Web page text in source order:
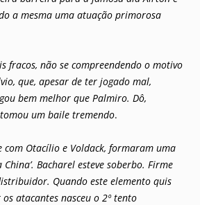
a mesma uma atuação primorosa
fracos, não se compreendendo o motivo
que, apesar de ter jogado mal,
bem melhor que Palmiro. Dô,
um baile tremendo.
com Otacílio e Voldack, formaram uma
Bacharel esteve soberbo. Firme
Quando este elemento quis
atacantes nasceu o 2º tento